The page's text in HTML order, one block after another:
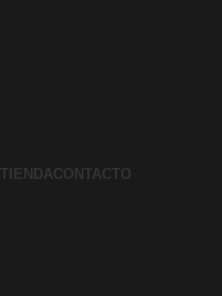
TIENDACONTACTO